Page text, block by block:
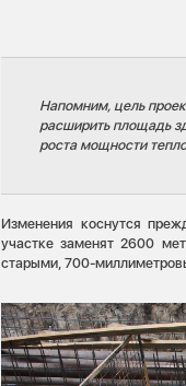
Напомним, цель
расширить площадь
роста мощности
Изменения коснутся
участке заменят 2600
старыми, 700-